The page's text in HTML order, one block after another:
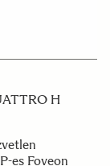
H
es Foveon